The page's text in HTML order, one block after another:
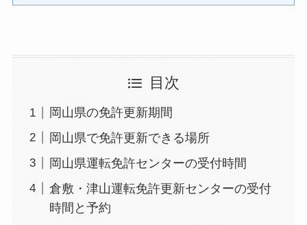
目次
岡山県の免許更新期間
岡山県で免許更新できる場所
岡山県運転免許センターの受付時間
倉敷・津山運転免許更新センターの受付
時間と予約